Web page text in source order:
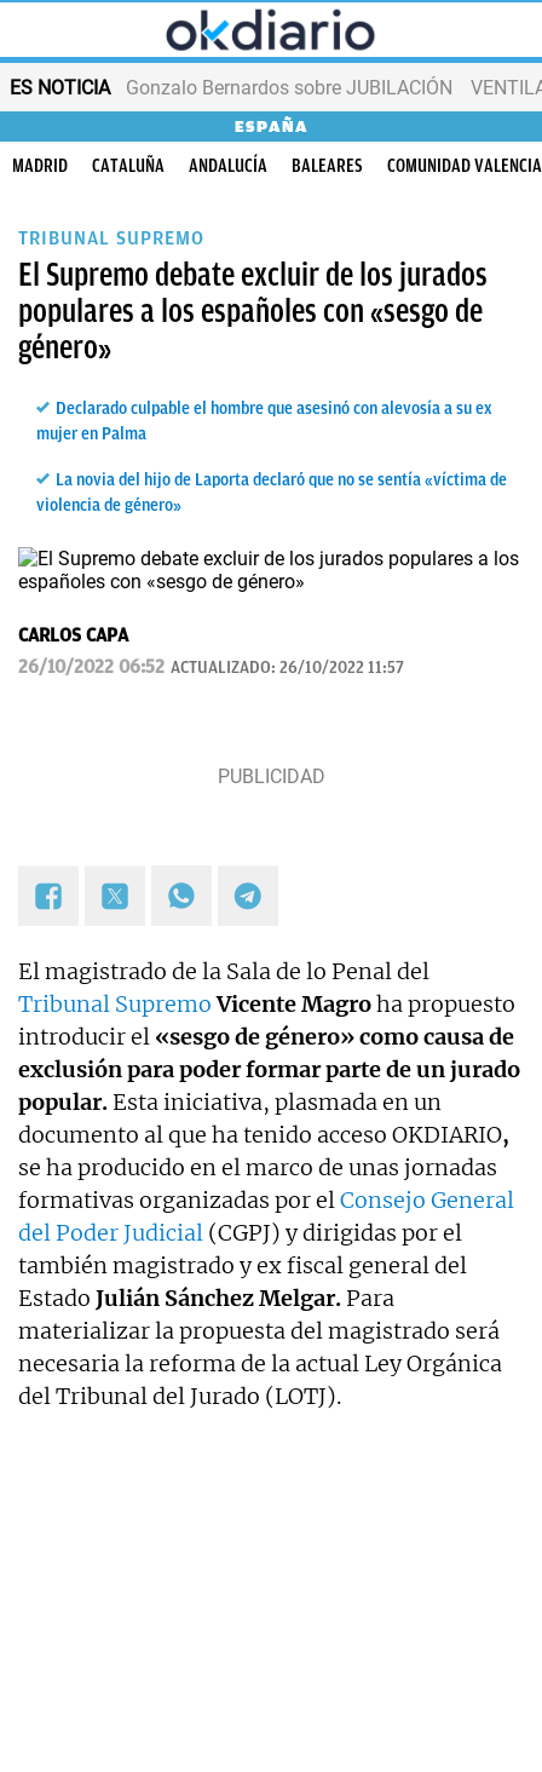
ES NOTICIA Gonzalo Bernardos sobre JUBILACIÓN
ESPAÑA
MADRID CATALUÑA ANDALUCÍA BALEARES COMUNIDAD
TRIBUNAL SUPREMO
El Supremo debate excluir de los jurados
populares a los españoles con «sesgo de
género»
Declarado culpable el hombre que asesinó con alevosía a su ex
mujer en Palma
La novia del hijo de Laporta declaró que no se sentía «víctima de
violencia de género»
CARLOS CAPA
26/10/2022 06:52 ACTUALIZADO: 26/10/2022 11:57
El magistrado de la Sala de lo Penal del
Tribunal Supremo Vicente Magroha propuesto
introducir el «sesgo de género» como causa de
exclusión para poder formar parte de un jurado
popular. Esta iniciativa, plasmada en un
documento al que ha tenido acceso OKDIARIO,
se ha producido en el marco de unas jornadas
formativas organizadas por elConsejo General
del Poder Judicial (CGPJ) y dirigidas por el
también magistrado y ex fiscal general del
Estado Julián Sánchez Melgar. Para
materializar la propuesta del magistrado será
necesaria la reforma de la actual Ley Orgánica
del Tribunal del Jurado (LOTJ).